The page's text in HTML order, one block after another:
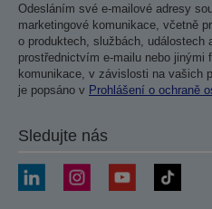
Odesláním své e-mailové adresy
marketingové komunikace, včetně
o produktech, službách, událostech
prostřednictvím e-mailu nebo jinými
komunikace, v závislosti na vašich
je popsáno v Prohlášení o ochraně
Sledujte nás